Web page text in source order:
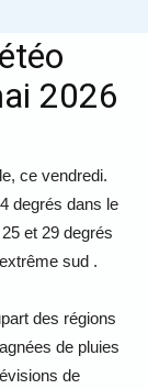
2026
ce vendredi.
degrés dans le
et 29 degrés
sud .
des régions
de pluies
de